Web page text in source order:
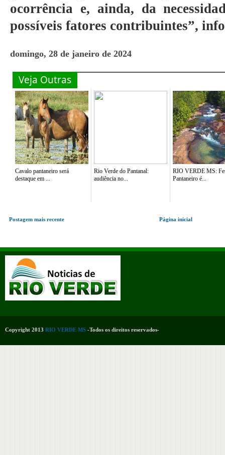
ocorrência e, ainda, da
possíveis fatores contribuintes”,
domingo, 28 de janeiro de 2024
Veja Outras
Cavalo pantaneiro será
destaque em ...
Rio Verde do Pantanal:
audiência no...
RIO VERDE MS:
Pantaneiro é...
Postagem mais recente Página inicial
Copyright 2013 RIO VERDE MS -Todos os direitos reservados-